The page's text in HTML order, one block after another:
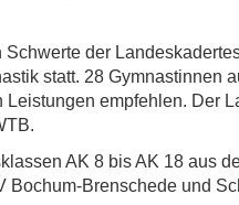
Schwerte der
statt. 28 Gymnastinnen
Leistungen empfehlen. Der
AK 8 bis AK 18 aus
Bochum-Brenschede und